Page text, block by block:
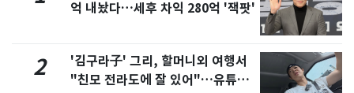
억 내놨다…세후 차익 280억 '잭팟'
2
'김구라子' 그리, 할머니외 여행서
"친모 전라도에 잘 있어"…유튜브